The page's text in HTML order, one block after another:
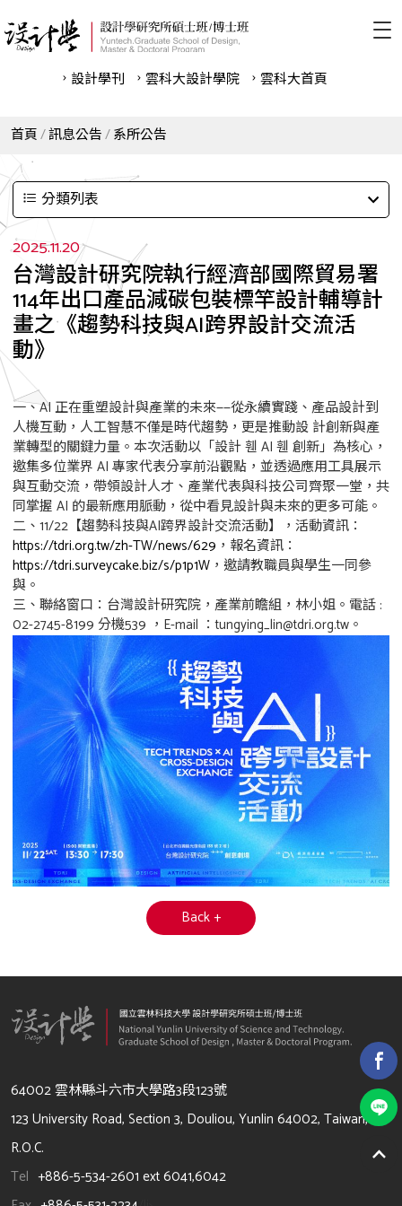
設計學刊 雲科⼤設計學院 雲科⼤首頁
首頁 訊息公告 系所公告
分類列表
2025.11.20
台灣設計研究院執行經濟部國際貿易署
114年出口產品減碳包裝標竿設計輔導計
畫之《趨勢科技與AI跨界設計交流活
動》
一、AI 正在重塑設計與產業的未來——從永續實踐、產品設計到
人機互動，人工智慧不僅是時代趨勢，更是推動設 計創新與產
業轉型的關鍵力量。本次活動以「設計 휀 AI 휀 創新」為核心，
邀集多位業界 AI 專家代表分享前沿觀點，並透過應用工具展示
與互動交流，帶領設計人才、產業代表與科技公司齊聚一堂，共
同掌握 AI 的最新應用脈動，從中看見設計與未來的更多可能。
二、11/22【趨勢科技與AI跨界設計交流活動】，活動資訊：
https://tdri.org.tw/zh-TW/news/629 ，報名資訊：
https://tdri.surveycake.biz/s/p1p1W ，邀請教職員與學生一同參
與。
三、聯絡窗口：台灣設計研究院，產業前瞻組，林小姐。電話 :
02-2745-8199 分機539 ，E-mail ：tungying_lin@tdri.org.tw。
Back +
64002 雲林縣斗六市大學路3段123號
123 University Road, Section 3, Douliou, Yunlin 64002, Taiwan,
R.O.C.
Tel +886-5-534-2601 ext 6041,6042